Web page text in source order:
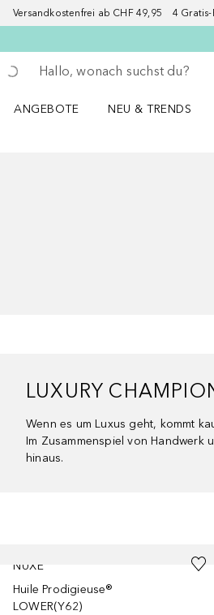
Versandkostenfrei ab CHF 49,95 4
Gehe zurück
Suche ausführen
ANGEBOTE
NEU & TRENDS
LUXURY
Wenn es um Luxus geht, kommt
Im Zusammenspiel von Handwerk
hinaus.
NUXE
Huile Prodigieuse®
LOWER(Y62)